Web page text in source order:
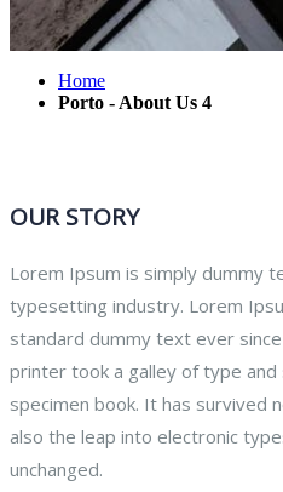
Home
Porto - About Us 4
OUR STORY
Lorem Ipsum is simply dummy
typesetting industry. Lorem
standard dummy text ever
printer took a galley of type
specimen book. It has survived
also the leap into electronic
unchanged.